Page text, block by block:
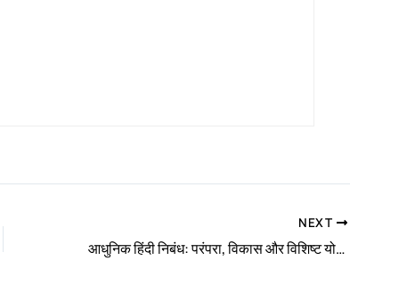
NEXT
आधुनिक हिंदी निबंध: परंपरा, विकास और विशिष्ट योगदान